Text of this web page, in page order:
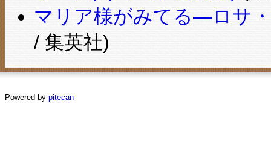
マリア様がみてる―ロサ
/ 集英社)
Powered by pitecan